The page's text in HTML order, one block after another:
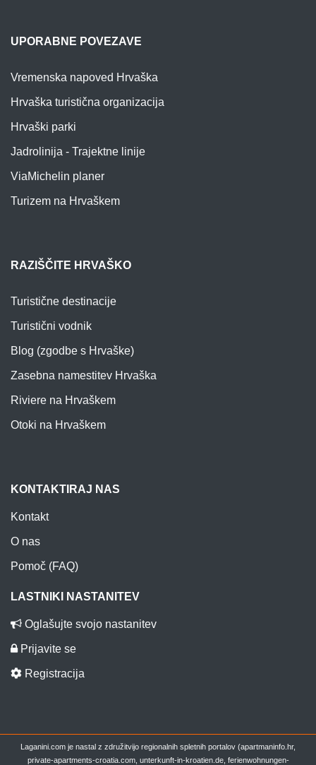
UPORABNE POVEZAVE
Vremenska napoved Hrvaška
Hrvaška turistična organizacija
Hrvaški parki
Jadrolinija - Trajektne linije
ViaMichelin planer
Turizem na Hrvaškem
RAZIŠČITE HRVAŠKO
Turistične destinacije
Turistični vodnik
Blog (zgodbe s Hrvaške)
Zasebna namestitev Hrvaška
Riviere na Hrvaškem
Otoki na Hrvaškem
KONTAKTIRAJ NAS
Kontakt
O nas
Pomoč (FAQ)
LASTNIKI NASTANITEV
Oglašujte svojo nastanitev
Prijavite se
Registracija
Laganini.com je nastal z združitvijo regionalnih spletnih portalov (apartmaninfo.hr,
private-apartments-croatia.com, unterkunft-in-kroatien.de, ferienwohnungen-